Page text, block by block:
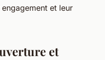
et leur
et